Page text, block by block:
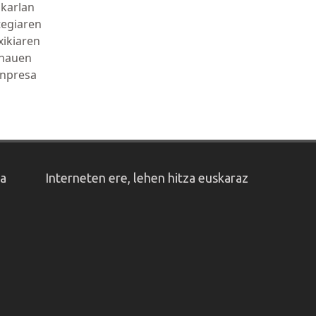
Interneten ere, lehen hitza euskaraz